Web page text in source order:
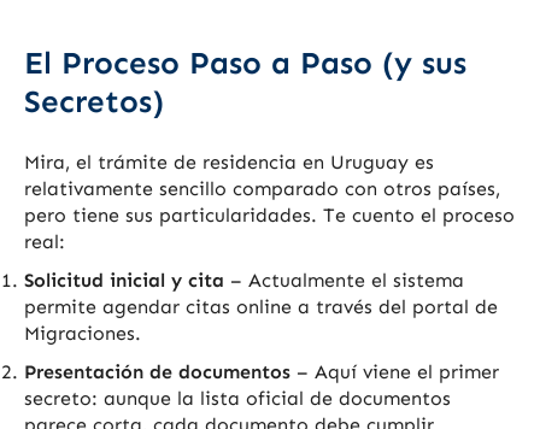
El Proceso Paso a Paso (y sus
Secretos)
Mira, el trámite de residencia en Uruguay es
relativamente sencillo comparado con otros países,
pero tiene sus particularidades. Te cuento el proceso
real:
Solicitud inicial y cita – Actualmente el sistema
permite agendar citas online a través del portal de
Migraciones.
Presentación de documentos – Aquí viene el primer
secreto: aunque la lista oficial de documentos